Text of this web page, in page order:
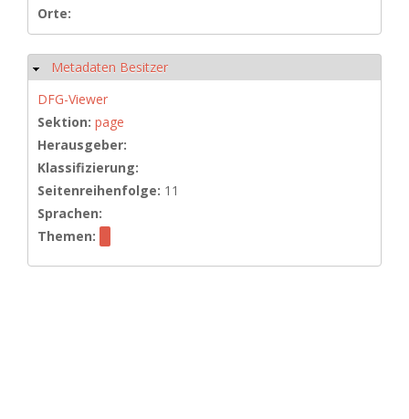
Orte:
Hide
Metadaten Besitzer
DFG-Viewer
Sektion: page
Herausgeber:
Klassifizierung:
Seitenreihenfolge: 11
Sprachen:
Themen: